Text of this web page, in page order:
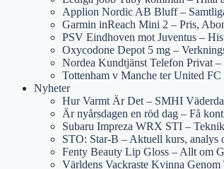
Applion Nordic AB Bluff –
Garmin inReach Mini 2 – Pris,
PSV Eindhoven mot Juventus –
Oxycodone Depot 5 mg –
Nordea Kundtjänst Telefon Privat
Tottenham v Manche ter United
Nyheter
Hur Varmt Är Det – SMHI
Är nyårsdagen en röd dag – Få
Subaru Impreza WRX STI –
STO: Star-B – Aktuell kurs, analys
Fenty Beauty Lip Gloss – Allt om
Världens Vackraste Kvinna